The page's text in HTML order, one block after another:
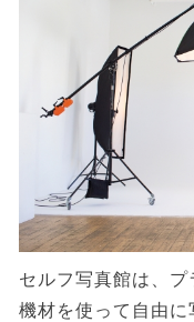
セルフ写真館は、
機材を使って自由